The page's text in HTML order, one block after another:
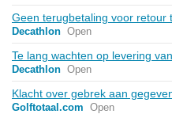
Geen terugbetaling voor retour
Decathlon Open
Te lang wachten op levering
Decathlon Open
Klacht over gebrek aan
Golftotaal.com Open